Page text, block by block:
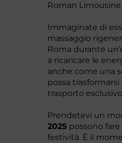
Roman Limousine
Immaginate di
massaggio
Roma durante
a ricaricare le
anche come una
possa
trasporto
Prendetevi un
2025 possono
festività. È il